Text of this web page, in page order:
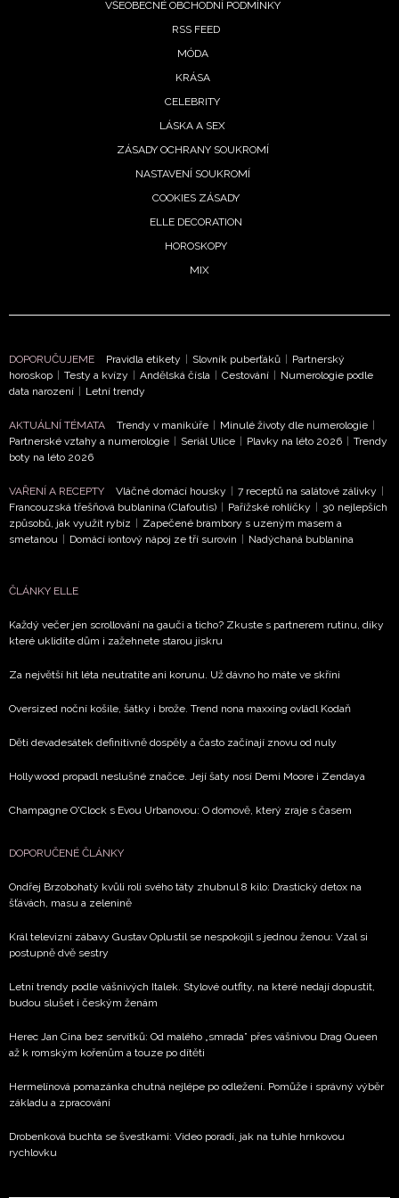
VŠEOBECNÉ OBCHODNÍ PODMÍNKY
RSS FEED
MÓDA
KRÁSA
CELEBRITY
LÁSKA A SEX
ZÁSADY OCHRANY SOUKROMÍ
NASTAVENÍ SOUKROMÍ
COOKIES ZÁSADY
ELLE DECORATION
HOROSKOPY
MIX
DOPORUČUJEME Pravidla etikety | Slovník puberťáků | Partnerský
horoskop | Testy a kvízy | Andělská čísla | Cestování | Numerologie podle
data narození | Letní trendy
AKTUÁLNÍ TÉMATA Trendy v manikúře | Minulé životy dle numerologie |
Partnerské vztahy a numerologie | Seriál Ulice | Plavky na léto 2026 | Trendy
boty na léto 2026
VAŘENÍ A RECEPTY Vláčné domácí housky | 7 receptů na salátové zálivky |
Francouzská třešňová bublanina (Clafoutis) | Pařížské rohlíčky | 30 nejlepších
způsobů, jak využít rybíz | Zapečené brambory s uzeným masem a
smetanou | Domácí iontový nápoj ze tří surovin | Nadýchaná bublanina
ČLÁNKY ELLE
Každý večer jen scrollování na gauči a ticho? Zkuste s partnerem rutinu, díky
které uklidíte dům i zažehnete starou jiskru
Za největší hit léta neutratíte ani korunu. Už dávno ho máte ve skříni
Oversized noční košile, šátky i brože. Trend nona maxxing ovládl Kodaň
Děti devadesátek definitivně dospěly a často začínají znovu od nuly
Hollywood propadl neslušné značce. Její šaty nosí Demi Moore i Zendaya
Champagne O'Clock s Evou Urbanovou: O domově, který zraje s časem
DOPORUČENÉ ČLÁNKY
Ondřej Brzobohatý kvůli roli svého táty zhubnul 8 kilo: Drastický detox na
šťávách, masu a zelenině
Král televizní zábavy Gustav Oplustil se nespokojil s jednou ženou: Vzal si
postupně dvě sestry
Letní trendy podle vášnivých Italek. Stylové outfity, na které nedají dopustit,
budou slušet i českým ženám
Herec Jan Cina bez servítků: Od malého „smrada” přes vášnivou Drag Queen
až k romským kořenům a touze po dítěti
Hermelínová pomazánka chutná nejlépe po odležení. Pomůže i správný výběr
základu a zpracování
Drobenková buchta se švestkami: Video poradí, jak na tuhle hrnkovou
rychlovku